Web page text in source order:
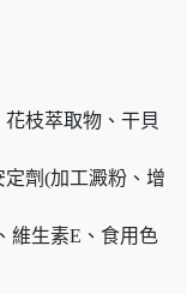
枝萃取物、干貝
劑(加工澱粉、增
維生素E、食用色